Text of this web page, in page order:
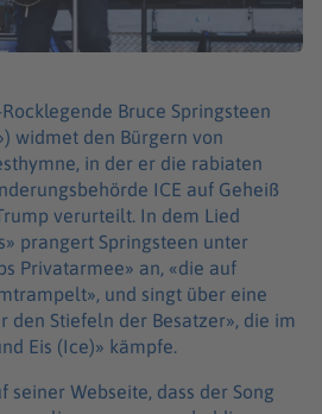
Rocklegende Bruce Springsteen
widmet den Bürgern von
in der er die rabiaten
ICE auf Geheiß
verurteilt. In dem Lied
prangert Springsteen unter
Privatarmee» an, «die auf
und singt über eine
den Stiefeln der Besatzer», die im
Eis (Ice)» kämpfe.
seiner Webseite, dass der Song